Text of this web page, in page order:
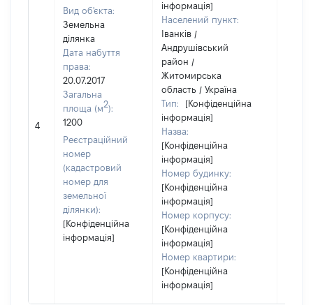
4
Вид об'єкта:
Земельна
ділянка
Дата набуття
права:
20.07.2017
Загальна
площа (м2):
1200
Реєстраційний
номер
(кадастровий
номер для
земельної
ділянки):
[Конфіденційна
інформація]
інформація]
Населений пункт:
Іванків /
Андрушівський
район /
Житомирська
область / Україна
Тип:
[Конфіденційна
інформація]
Назва:
[Конфіденційна
інформація]
Номер будинку:
[Конфіденційна
інформація]
Номер корпусу:
[Конфіденційна
інформація]
Номер квартири:
[Конфіденційна
інформація]